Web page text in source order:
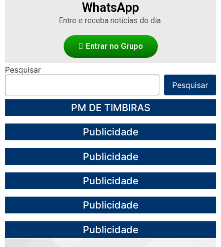
WhatsApp
Entre e receba notícias do dia.
Entrar no Grupo
Pesquisar
Pesquisar
PM DE TIMBIRAS
Publicidade
Publicidade
Publicidade
Publicidade
Publicidade